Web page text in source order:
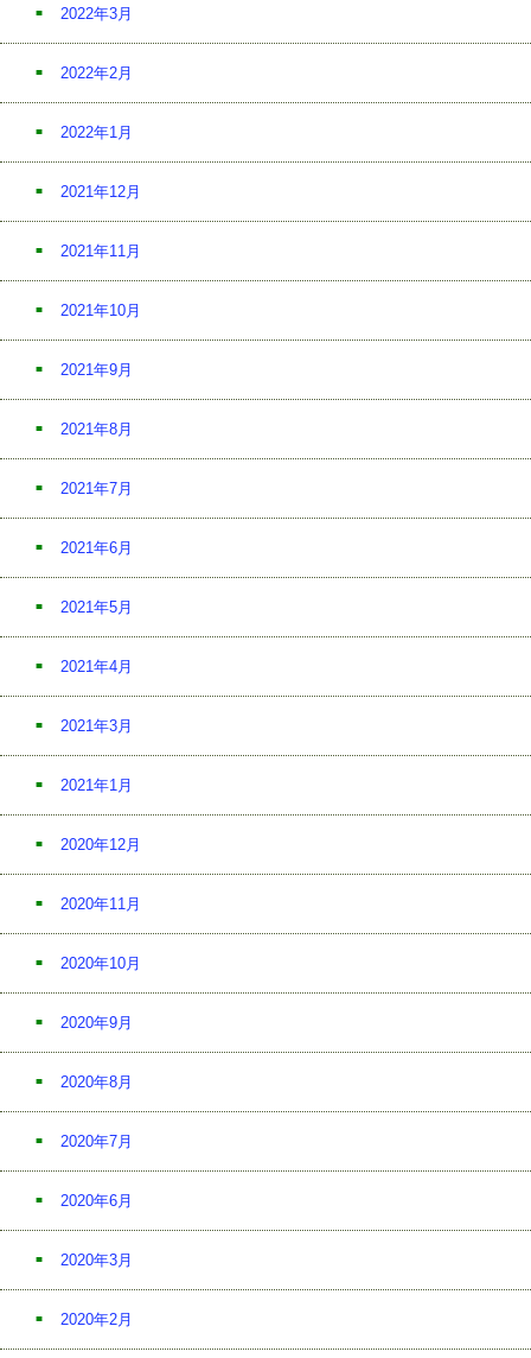
2022年3月
2022年2月
2022年1月
2021年12月
2021年11月
2021年10月
2021年9月
2021年8月
2021年7月
2021年6月
2021年5月
2021年4月
2021年3月
2021年1月
2020年12月
2020年11月
2020年10月
2020年9月
2020年8月
2020年7月
2020年6月
2020年3月
2020年2月